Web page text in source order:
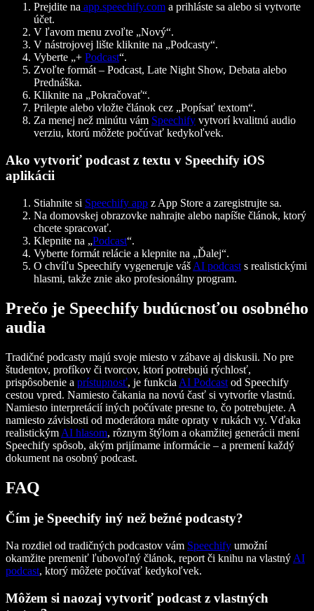
Prejdite na app.speechify.com a prihláste sa alebo si vytvorte
účet.
V ľavom menu zvoľte „Nový“.
V nástrojovej lište kliknite na „Podcasty“.
Vyberte „+ Podcast“.
Zvoľte formát – Podcast, Late Night Show, Debata alebo
Prednáška.
Kliknite na „Pokračovať“.
Prilepte alebo vložte článok cez „Popísať textom“.
Za menej než minútu vám Speechify vytvorí kvalitnú audio
verziu, ktorú môžete počúvať kedykoľvek.
Ako vytvoriť podcast z textu v Speechify iOS
aplikácii
Stiahnite si Speechify app z App Store a zaregistrujte sa.
Na domovskej obrazovke nahrajte alebo napíšte článok, ktorý
chcete spracovať.
Klepnite na „Podcast“.
Vyberte formát relácie a klepnite na „Ďalej“.
O chvíľu Speechify vygeneruje váš AI podcast s realistickými
hlasmi, takže znie ako profesionálny program.
Prečo je Speechify budúcnosťou osobného
audia
Tradičné podcasty majú svoje miesto v zábave aj diskusii. No pre
študentov, profíkov či tvorcov, ktorí potrebujú rýchlosť,
prispôsobenie a prístupnosť, je funkcia AI Podcast od Speechify
cestou vpred. Namiesto čakania na novú časť si vytvoríte vlastnú.
Namiesto interpretácií iných počúvate presne to, čo potrebujete. A
namiesto závislosti od moderátora máte opraty v rukách vy. Vďaka
realistickým AI hlasom, rôznym štýlom a okamžitej generácii mení
Speechify spôsob, akým prijímame informácie – a premení každý
dokument na osobný podcast.
FAQ
Čím je Speechify iný než bežné podcasty?
Na rozdiel od tradičných podcastov vám Speechify umožní
okamžite premeniť ľubovoľný článok, report či knihu na vlastný AI
podcast, ktorý môžete počúvať kedykoľvek.
Môžem si naozaj vytvoriť podcast z vlastných